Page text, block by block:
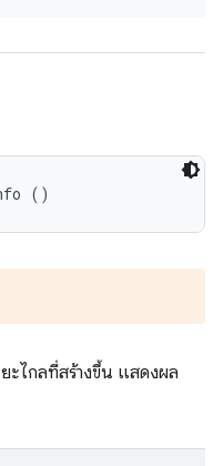
()
ะไกลที่สร้างขึ้น แสดงผล